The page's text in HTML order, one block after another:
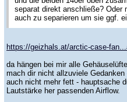
separat direkt anschließe? Oder
auch zu separieren um sie ggf.
https://geizhals.at/arctic-case-
da hängen bei mir alle
mach dir nicht allzuviele
auch nicht mehr fett - hauptsache
Lautstärke her passenden Airflow.